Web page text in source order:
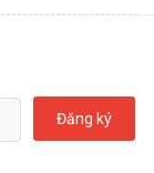
Đăng ký